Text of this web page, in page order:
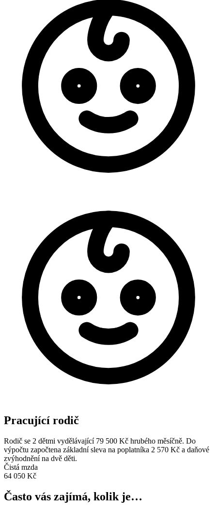
Pracující rodič
Rodič se 2 dětmi vydělávající 79 500 Kč hrubého měsíčně. Do
výpočtu započtena základní sleva na poplatníka 2 570 Kč a daňové
zvýhodnění na dvě děti.
Čistá mzda
64 050 Kč
Často vás zajímá, kolik je…